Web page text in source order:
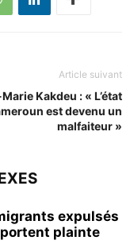
Article suivant
Kakdeu : « L’état
est devenu un
malfaiteur »
expulsés
plainte